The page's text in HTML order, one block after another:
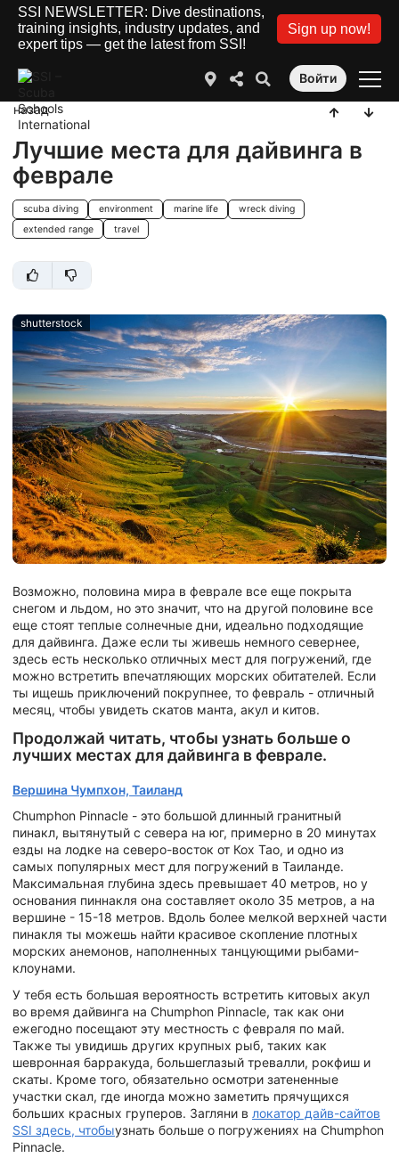
SSI NEWSLETTER: Dive destinations,
training insights, industry updates, and
expert tips — get the latest from SSI!
Sign up now!
Войти
назад
Лучшие места для дайвинга в
феврале
scuba diving environment marine life
wreck diving
extended range
travel
shutterstock
Возможно, половина мира в феврале все еще покрыта
снегом и льдом, но это значит, что на другой половине все
еще стоят теплые солнечные дни, идеально подходящие
для дайвинга. Даже если ты живешь немного севернее,
здесь есть несколько отличных мест для погружений, где
можно встретить впечатляющих морских обитателей. Если
ты ищешь приключений покрупнее, то февраль - отличный
месяц, чтобы увидеть скатов манта, акул и китов.
Продолжай читать, чтобы узнать больше о
лучших местах для дайвинга в феврале.
Вершина Чумпхон, Таиланд
Chumphon Pinnacle - это большой длинный гранитный
пинакл, вытянутый с севера на юг, примерно в 20 минутах
езды на лодке на северо-восток от Кох Тао, и одно из
самых популярных мест для погружений в Таиланде.
Максимальная глубина здесь превышает 40 метров, но у
основания пиннакля она составляет около 35 метров, а на
вершине - 15-18 метров. Вдоль более мелкой верхней части
пинакля ты можешь найти красивое скопление плотных
морских анемонов, наполненных танцующими рыбами-
клоунами.
У тебя есть большая вероятность встретить китовых акул
во время дайвинга на Chumphon Pinnacle, так как они
ежегодно посещают эту местность с февраля по май.
Также ты увидишь других крупных рыб, таких как
шевронная барракуда, большеглазый тревалли, рокфиш и
скаты. Кроме того, обязательно осмотри затененные
участки скал, где иногда можно заметить прячущихся
больших красных груперов. Загляни в локатор дайв-сайтов
SSI здесь, чтобыузнать больше о погружениях на Chumphon
Pinnacle.